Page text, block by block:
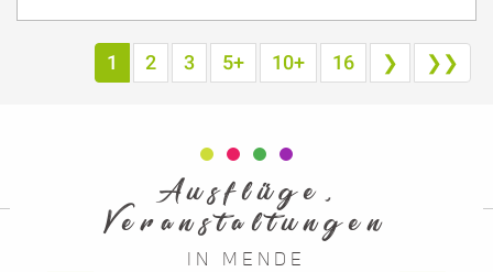
1 2 3 5+ 10+ 16 ❯ ❯❯
Ausflüge,
Veranstaltungen
IN MENDE